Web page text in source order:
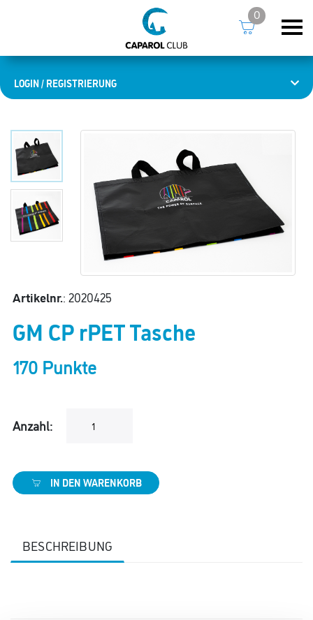
LOGIN / REGISTRIERUNG
0
Artikelnr.: 2020425
GM CP rPET Tasche
170 Punkte
Anzahl:
IN DEN WARENKORB
BESCHREIBUNG